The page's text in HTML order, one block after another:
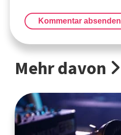
Kommentar absenden
Mehr davon